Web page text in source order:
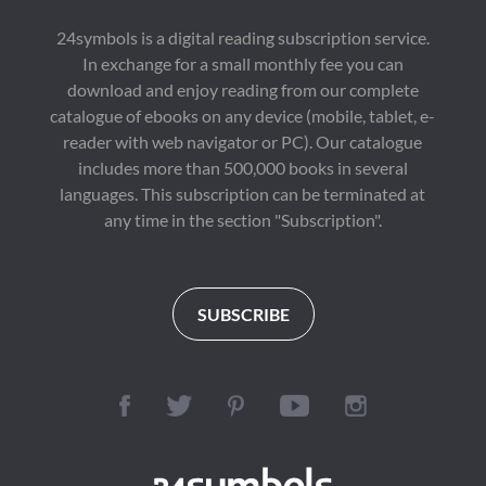
cuidadísima, pero no
cara, ilustrada a todo
color por el gran
Calpurnio. Liberar a
los clásicos es
acercarnos a ellos de
ILUSTRADO POR
CALPURNIO
El creador de El bueno
de Cutlass realizó, a lo
documentación, que
ha plasmado en más de
500 ilustraciones.
24symbols is a digital reading subscription service.
In exchange for a small monthly fee you can
download and enjoy reading from our complete
catalogue of ebooks on any device (mobile, tablet, e-
reader with web navigator or PC). Our catalogue
includes more than 500,000 books in several
languages. This subscription can be terminated at
any time in the section "Subscription".
SUBSCRIBE